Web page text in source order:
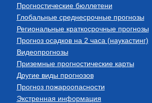
Прогностические бюллетени
Глобальные среднесрочные прогнозы
Региональные краткосрочные прогнозы
Прогноз осадков на 2 часа (наукастинг)
Видеопрогнозы
Приземные прогностические карты
Другие виды прогнозов
Прогноз пожароопасности
Экстренная информация